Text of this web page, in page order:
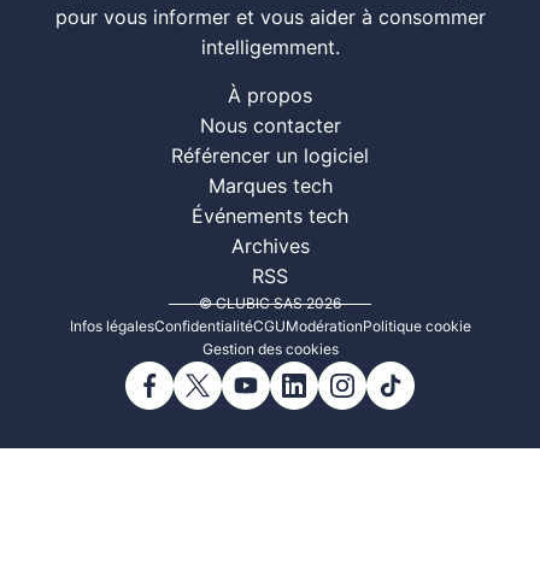
pour vous informer et vous aider à consommer
intelligemment.
À propos
Nous contacter
Référencer un logiciel
Marques tech
Événements tech
Archives
RSS
© CLUBIC SAS 2026
Infos légalesConfidentialitéCGUModérationPolitique cookie
Gestion des cookies